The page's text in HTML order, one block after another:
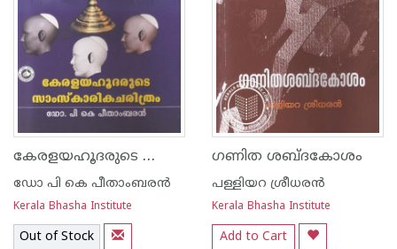
കേരളയഹൂദരുടെ സാംസ്കാരിക ചരിത്രം
ഡോ പി കെ പീതാംബരന്‍
Kerala Bhasha Institute
Out of Stock
ഗണിത ശബ്ദകോശം
പള്ളിയറ ശ്രീധര‌ന്‍
Kerala Bhasha Institute
Add to Cart